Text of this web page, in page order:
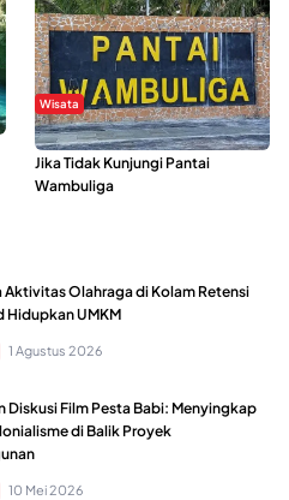
Wisata
Berkunjung Ke Wakatobi, Nyesal
Jika Tidak Kunjungi Pantai
Wambuliga
Aktivitas Olahraga di Kolam Retensi
Hidupkan UMKM
1 Agustus 2026
Diskusi Film Pesta Babi: Menyingkap
di Balik Proyek
10 Mei 2026